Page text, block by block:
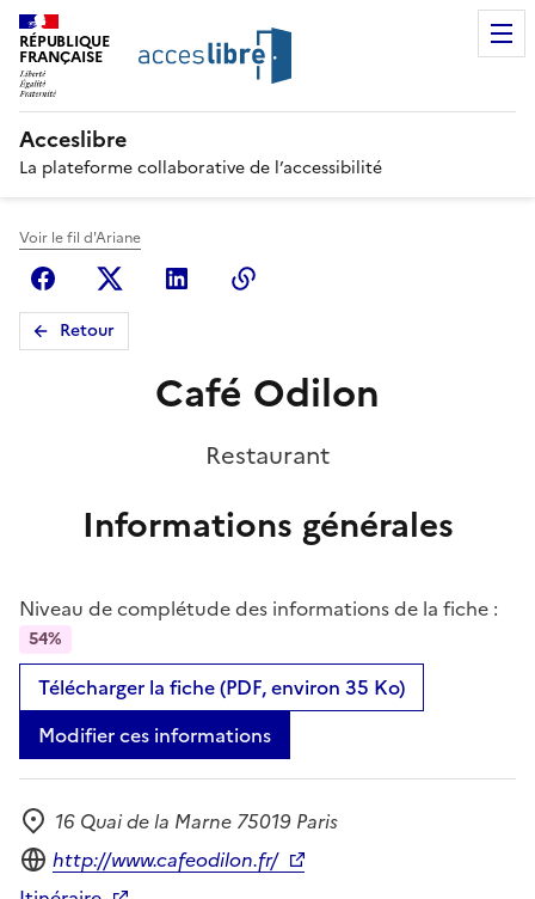
RÉPUBLIQUE
FRANÇAISE
Acceslibre
La plateforme collaborative de l’accessibilité
Voir le fil d'Ariane
FacebookX (anciennement Twitter)
Linkedin
Retour
Café Odilon
Restaurant
Informations générales
Niveau de complétude des informations de la fiche :
54%
Télécharger la fiche (PDF, environ 35 Ko)
Modifier ces informations
Adresse
16 Quai de la Marne 75019 Paris
Site internet
http://www.cafeodilon.fr/